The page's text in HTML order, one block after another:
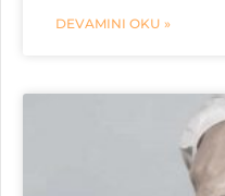
DEVAMINI OKU »